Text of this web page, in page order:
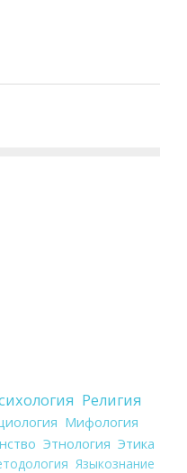
Религия
Мифология
Этнология Этика
Языкознание